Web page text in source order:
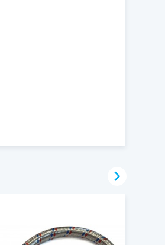
